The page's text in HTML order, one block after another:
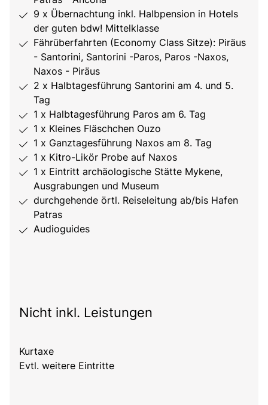
9 x Übernachtung inkl. Halbpension in Hotels
der guten bdw! Mittelklasse
Fährüberfahrten (Economy Class Sitze): Piräus
- Santorini, Santorini -Paros, Paros -Naxos,
Naxos - Piräus
2 x Halbtagesführung Santorini am 4. und 5.
Tag
1 x Halbtagesführung Paros am 6. Tag
1 x Kleines Fläschchen Ouzo
1 x Ganztagesführung Naxos am 8. Tag
1 x Kitro-Likör Probe auf Naxos
1 x Eintritt archäologische Stätte Mykene,
Ausgrabungen und Museum
durchgehende örtl. Reiseleitung ab/bis Hafen
Patras
Audioguides
Nicht inkl. Leistungen
Kurtaxe
Evtl. weitere Eintritte